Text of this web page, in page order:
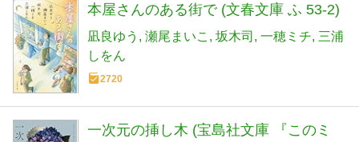
本屋さんのある街で (文春文庫 ふ 53-2)
凪良ゆう 瀬尾まいこ 坂木司 一穂ミチ 三浦
しをん
2720
一次元の挿し木 (宝島社文庫 『このミ